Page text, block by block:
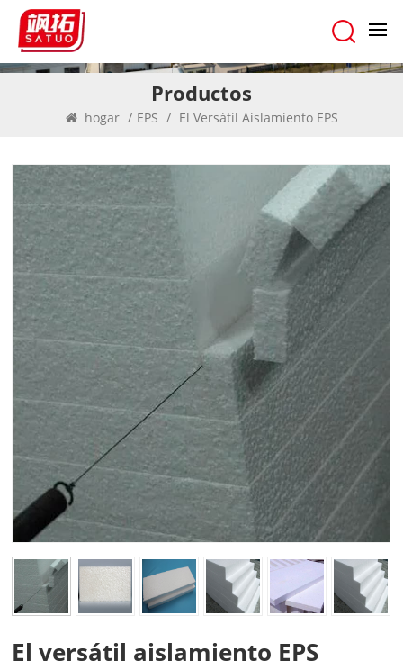
Productos
hogar / EPS / El Versátil Aislamiento EPS
El versátil aislamiento EPS